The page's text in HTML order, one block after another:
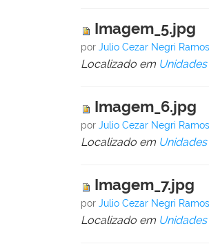
Imagem_5.jpg
porJulio Cezar Negri Ramos
Localizado em Unidades
Imagem_6.jpg
porJulio Cezar Negri Ramos
Localizado em Unidades
Imagem_7.jpg
porJulio Cezar Negri Ramos
Localizado em Unidades